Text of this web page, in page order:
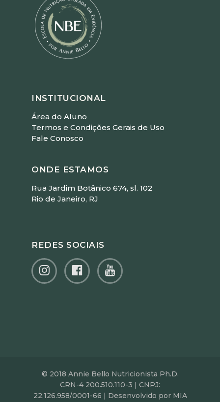
INSTITUCIONAL
Área do Aluno
Termos e Condições Gerais de Uso
Fale Conosco
ONDE ESTAMOS
Rua Jardim Botânico 674, sl. 102
Rio de Janeiro, RJ
REDES SOCIAIS
© 2018 Annie Bello Nutricionista Ph.D.
CRN-4 200.510.110-3 | CNPJ:
22.126.958/0001-66 | Desenvolvido por MIA